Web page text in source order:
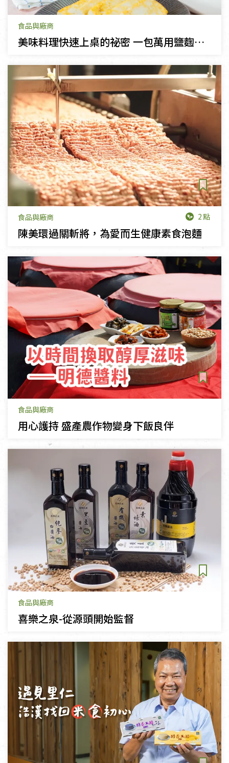
食品與廠商
美味料理快速上桌的祕密 一包萬用鹽麴粉料理秒升級
食品與廠商 2點
陳美環過關斬將，為愛而生健康素食泡麵
食品與廠商
用心護持 盛產農作物變身下飯良伴
食品與廠商
喜樂之泉-從源頭開始監督